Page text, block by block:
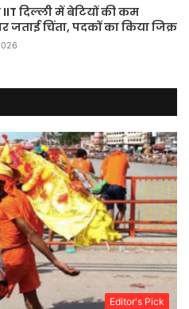
IIT दिल्ली में बेटियों की कम
जताई चिंता, पदकों का किया जिक्र
Editor's Pick